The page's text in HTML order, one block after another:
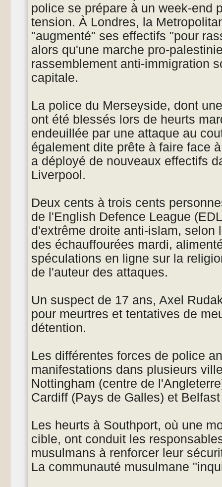
police se prépare à un week-end
tension. À Londres, la
"augmenté" ses effectifs "pour
alors qu'une marche pro-
rassemblement anti-immigration
capitale.
La police du Merseyside, dont
ont été blessés lors de heurts
endeuillée par une attaque au
également dite prête à faire face
a déployé de nouveaux effectifs
Liverpool.
Deux cents à trois cents
de l'English Defence League
d'extrême droite anti-islam, selon
des échauffourées mardi,
spéculations en ligne sur la
de l'auteur des attaques.
Un suspect de 17 ans, Axel
pour meurtres et tentatives de
détention.
Les différentes forces de police
manifestations dans plusieurs
Nottingham (centre de
Cardiff (Pays de Galles) et
Les heurts à Southport, où une
cible, ont conduit les
musulmans à renforcer leur
La communauté musulmane